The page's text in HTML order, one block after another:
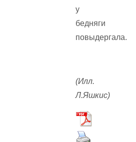
у
бедняги
повыдергала.
(Илл.
Л.Яшкис)